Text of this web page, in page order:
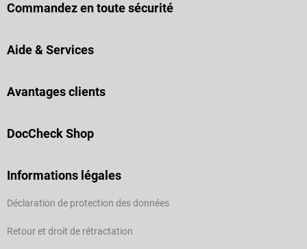
Commandez en toute sécurité
Aide & Services
Avantages clients
DocCheck Shop
Informations légales
Déclaration de protection des données
Retour et droit de rétractation